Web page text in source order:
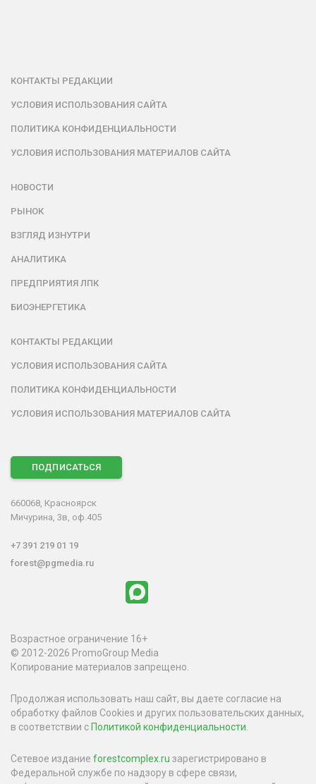
КОНТАКТЫ РЕДАКЦИИ
УСЛОВИЯ ИСПОЛЬЗОВАНИЯ САЙТА
ПОЛИТИКА КОНФИДЕНЦИАЛЬНОСТИ
УСЛОВИЯ ИСПОЛЬЗОВАНИЯ МАТЕРИАЛОВ САЙТА
НОВОСТИ
РЫНОК
ВЗГЛЯД ИЗНУТРИ
АНАЛИТИКА
ПРЕДПРИЯТИЯ ЛПК
БИОЭНЕРГЕТИКА
КОНТАКТЫ РЕДАКЦИИ
УСЛОВИЯ ИСПОЛЬЗОВАНИЯ САЙТА
ПОЛИТИКА КОНФИДЕНЦИАЛЬНОСТИ
УСЛОВИЯ ИСПОЛЬЗОВАНИЯ МАТЕРИАЛОВ САЙТА
ПОДПИСАТЬСЯ
660068, Красноярск
Мичурина, 3в, оф.405
+7 391 219 01 19
forest@pgmedia.ru
Возрастное ограничение 16+
© 2012-2026 PromoGroup Media
Копирование материалов запрещено.
Продолжая использовать наш сайт, вы даете согласие на
обработку файлов Cookies и других пользовательских данных,
в соответствии с Политикой конфиденциальности
Сетевое издание forestcomplex.ru зарегистрировано в
Федеральной службе по надзору в сфере связи,